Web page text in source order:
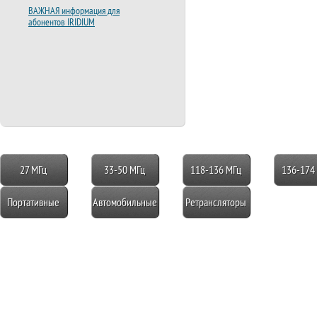
ВАЖНАЯ информация для
абонентов IRIDIUM
27 МГц 33-50 МГц 118-136 МГц 136-
Портативные Автомобильные Ретрансляторы